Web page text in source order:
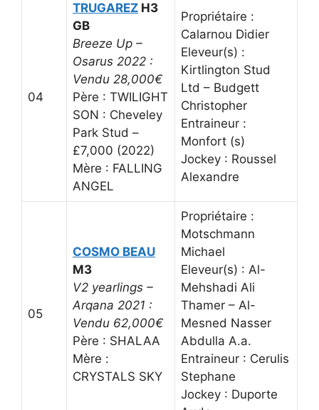
04
TRUGAREZ H3
GB
Breeze Up –
Osarus 2022 :
Vendu 28,000€
Père : TWILIGHT
SON : Cheveley
Park Stud –
£7,000 (2022)
Mère : FALLING
ANGEL
Propriétaire :
Calarnou Didier
Eleveur(s) :
Kirtlington Stud
Ltd – Budgett
Christopher
Entraineur :
Monfort (s)
Jockey : Roussel
Alexandre
05
COSMO BEAU
M3
V2 yearlings –
Arqana 2021 :
Vendu 62,000€
Père : SHALAA
Mère :
CRYSTALS SKY
Propriétaire :
Motschmann
Michael
Eleveur(s) : Al-
Mehshadi Ali
Thamer – Al-
Mesned Nasser
Abdulla A.a.
Entraineur : Cerulis
Stephane
Jockey : Duporte